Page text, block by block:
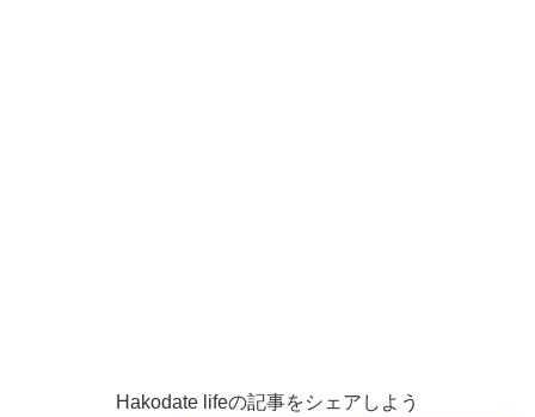
Hakodate lifeの記事をシェアしよう